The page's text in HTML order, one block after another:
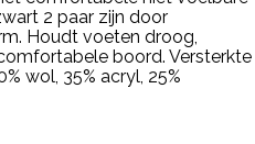
2 paar zijn door
Houdt voeten droog,
boord. Versterkte
wol, 35% acryl, 25%